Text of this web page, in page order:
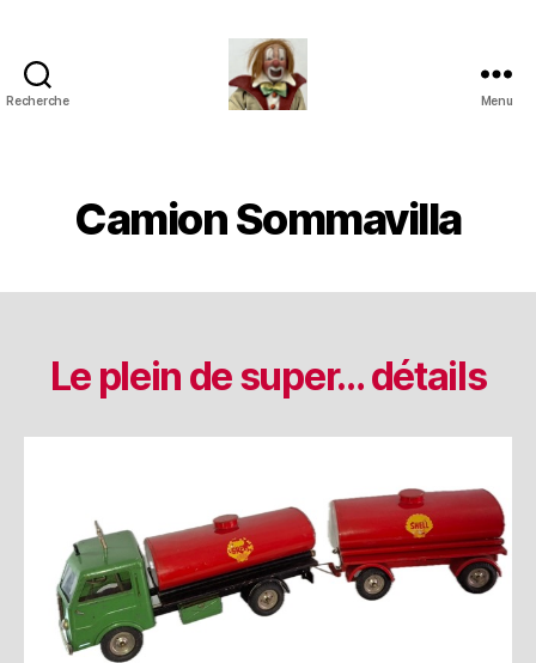
Recherche Menu
Camion Sommavilla
Le plein de super… détails